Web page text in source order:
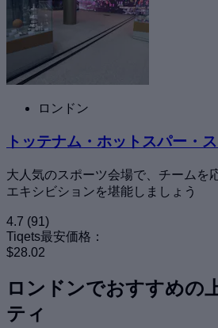
ロンドン
トッテナム・ホットスパー・
大人気のスポーツ会場で、チームを
エキシビションを堪能しましょう
4.7 (91)
Tiqets最安価格：
$28.02
ロンドンでおすすめの
ティ